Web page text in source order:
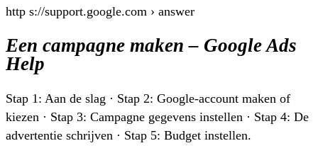
http s://support.google.com › answer
Een campagne maken – Google Ads
Help
Stap 1: Aan de slag · Stap 2: Google-account maken of
kiezen · Stap 3: Campagne gegevens instellen · Stap 4: De
advertentie schrijven · Stap 5: Budget instellen.